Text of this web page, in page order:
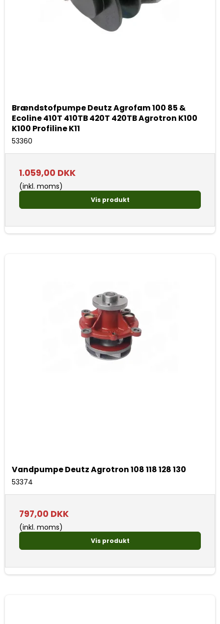
Brændstofpumpe Deutz Agrofam 100 85 &
Ecoline 410T 410TB 420T 420TB Agrotron K100
K100 Profiline K11
53360
1.059,00 DKK
(inkl. moms)
Vis produkt
Vandpumpe Deutz Agrotron 108 118 128 130
53374
797,00 DKK
(inkl. moms)
Vis produkt